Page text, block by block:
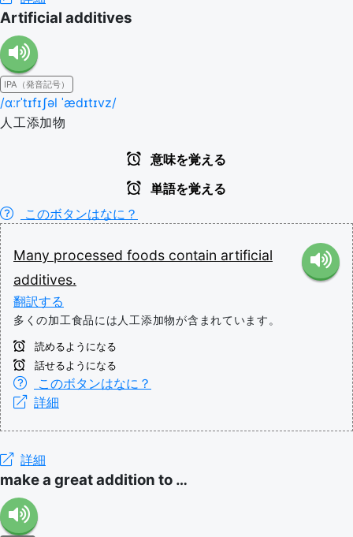
Artificial additives
IPA（発音記号）
/ɑːrˈtɪfɪʃəl ˈædɪtɪvz/
人工添加物
意味を覚える
単語を覚える
このボタンはなに？
Many processed foods contain artificial
additives.
翻訳する
多くの加工食品には人工添加物が含まれています。
読めるようになる
話せるようになる
このボタンはなに？
詳細
詳細
make a great addition to …